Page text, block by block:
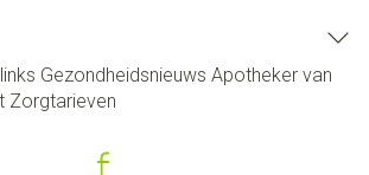
Gezondheidsnieuws Apotheker van
Zorgtarieven